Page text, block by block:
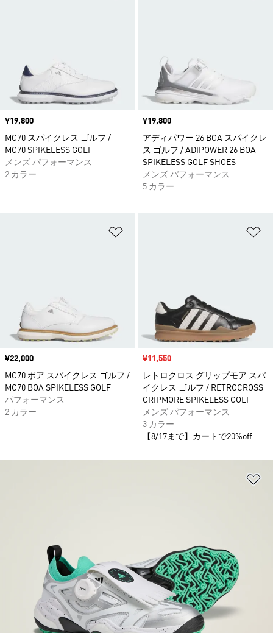
価格
¥19,800
MC70 スパイクレス ゴルフ /
MC70 SPIKELESS GOLF
メンズ パフォーマンス
2 カラー
価格
¥19,800
アディパワー 26 BOA スパイクレ
ス ゴルフ / ADIPOWER 26 BOA
SPIKELESS GOLF SHOES
メンズ パフォーマンス
5 カラー
価格
¥22,000
MC70 ボア スパイクレス ゴルフ /
MC70 BOA SPIKELESS GOLF
パフォーマンス
2 カラー
セール価格
¥11,550
レトロクロス グリップモア スパ
イクレス ゴルフ / RETROCROSS
GRIPMORE SPIKELESS GOLF
メンズ パフォーマンス
3 カラー
【8/17まで】カートで20%off